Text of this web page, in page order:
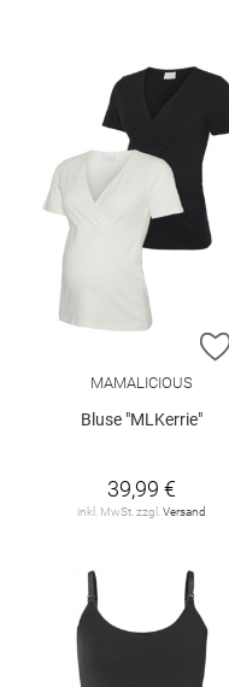
MAMALICIOUS
Bluse "MLKerrie"
39,99 €
inkl. MwSt. zzgl.Versand